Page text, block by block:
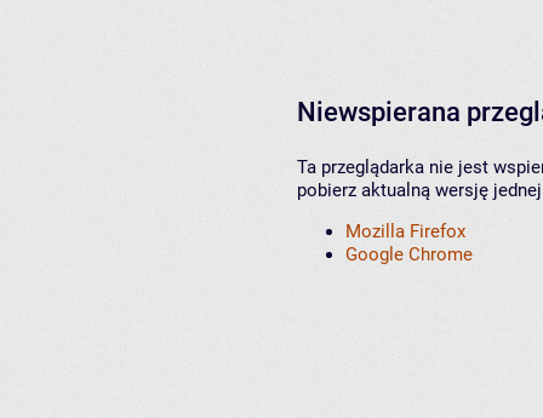
Niewspierana
Ta przeglądarka nie jest
pobierz aktualną wersję
Mozilla Firefox
Google Chrome